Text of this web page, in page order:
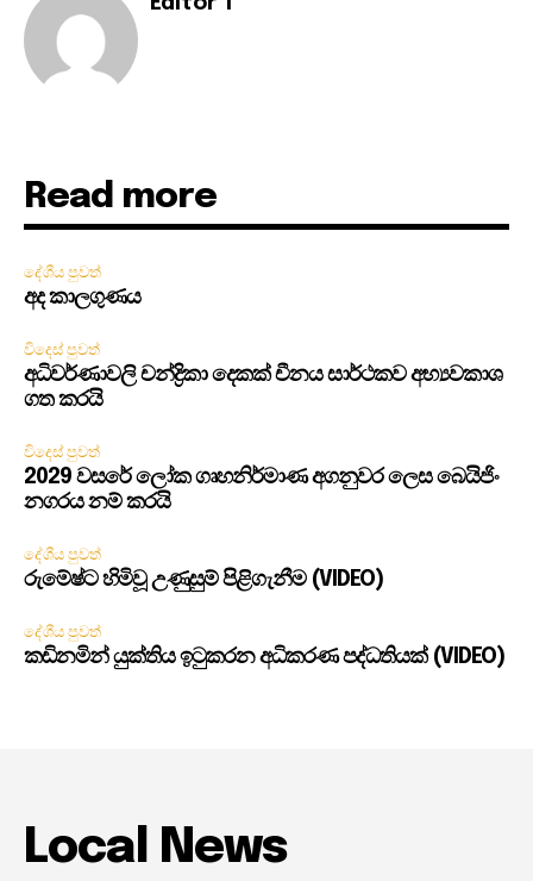
Read more
දේශීය පුවත්
අද කාලගුණය
විදෙස් පුවත්
අධිවර්ණාවලි චන්ද්‍රිකා දෙකක් චීනය සාර්ථකව අභ්‍යවකාශ
ගත කරයි
විදෙස් පුවත්
2029 වසරේ ලෝක ගෘහනිර්මාණ අගනුවර ලෙස බෙයිජිං
නගරය නම් කරයි
දේශීය පුවත්
රුමේෂ්ට හිමිවූ උණුසුම් පිළිගැනීම (VIDEO)
දේශීය පුවත්
කඩිනමින් යුක්තිය ඉටුකරන අධිකරණ පද්ධතියක් (VIDEO)
Local News